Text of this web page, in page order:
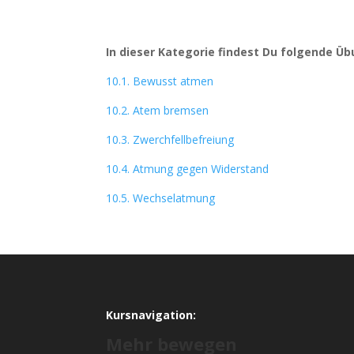
In dieser Kategorie findest Du folgende
10.1. Bewusst atmen
10.2. Atem bremsen
10.3. Zwerchfellbefreiung
10.4. Atmung gegen Widerstand
10.5. Wechselatmung
Kursnavigation: